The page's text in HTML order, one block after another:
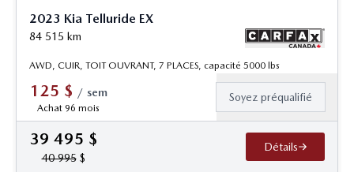
2023 Kia Telluride EX
84 515 km
AWD, CUIR, TOIT OUVRANT, 7 PLACES, capacité 5000 lbs
125 $ / sem
Achat 96 mois
Soyez préqualifié
39 495 $
40 995$
Détails